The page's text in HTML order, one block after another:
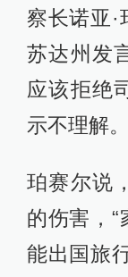
察长诺亚
苏达州发
应该拒绝
示不理解。
珀赛尔说
的伤害，
能出国旅